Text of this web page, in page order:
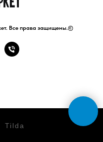
Все права защищены.©
Tilda